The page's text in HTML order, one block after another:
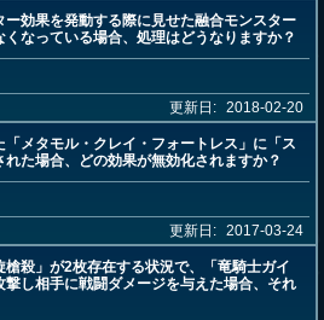
ー効果を発動する際に見せた融合モンスター
なっている場合、処理はどうなりますか？
更新日: 2018-02-20
メタモル・クレイ・フォートレス」に「ス
た場合、どの効果が無効化されますか？
更新日: 2017-03-24
殺」が2枚存在する状況で、「竜騎士ガイ
し相手に戦闘ダメージを与えた場合、それ